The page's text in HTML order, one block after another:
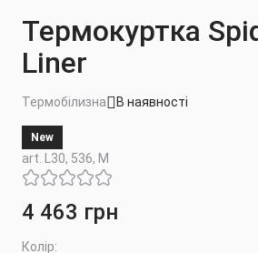
Термокуртка
Liner
Термобілизна В наявності
New
art. L30, 536, M
4 463 грн
Колір: